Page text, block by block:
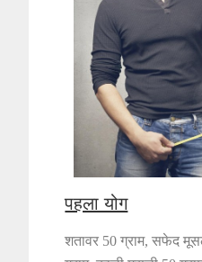
पहला योग
शतावर 50 ग्राम, सफेद